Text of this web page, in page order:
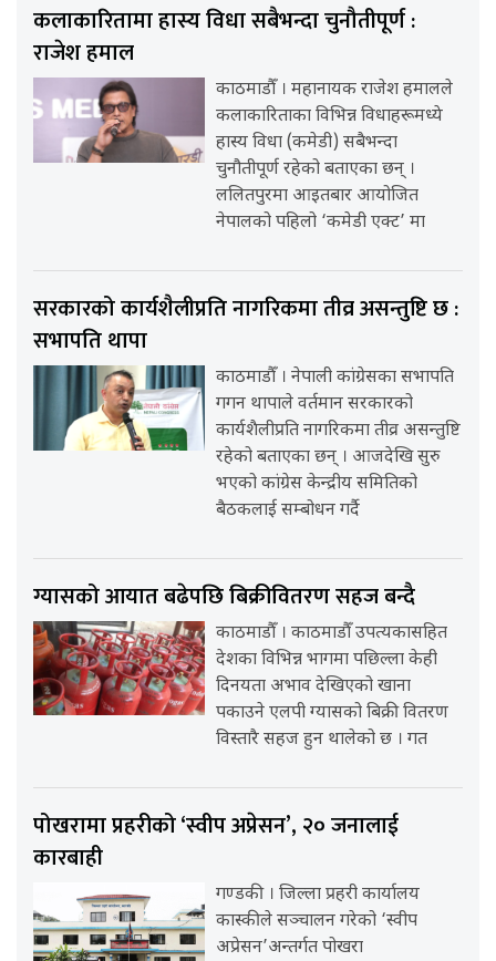
कलाकारितामा हास्य विधा सबैभन्दा चुनौतीपूर्ण :
राजेश हमाल
काठमाडौँ । महानायक राजेश हमालले
कलाकारिताका विभिन्न विधाहरूमध्ये
हास्य विधा (कमेडी) सबैभन्दा
चुनौतीपूर्ण रहेको बताएका छन् ।
ललितपुरमा आइतबार आयोजित
नेपालको पहिलो ‘कमेडी एक्ट’ मा
सरकारको कार्यशैलीप्रति नागरिकमा तीव्र असन्तुष्टि छ :
सभापति थापा
काठमाडौँ । नेपाली कांग्रेसका सभापति
गगन थापाले वर्तमान सरकारको
कार्यशैलीप्रति नागरिकमा तीव्र असन्तुष्टि
रहेको बताएका छन् । आजदेखि सुरु
भएको कांग्रेस केन्द्रीय समितिको
बैठकलाई सम्बोधन गर्दै
ग्यासको आयात बढेपछि बिक्रीवितरण सहज बन्दै
काठमाडौँ । काठमाडौँ उपत्यकासहित
देशका विभिन्न भागमा पछिल्ला केही
दिनयता अभाव देखिएको खाना
पकाउने एलपी ग्यासको बिक्री वितरण
विस्तारै सहज हुन थालेको छ । गत
पोखरामा प्रहरीको ‘स्वीप अप्रेसन’, २० जनालाई
कारबाही
गण्डकी । जिल्ला प्रहरी कार्यालय
कास्कीले सञ्चालन गरेको ‘स्वीप
अप्रेसन’अन्तर्गत पोखरा